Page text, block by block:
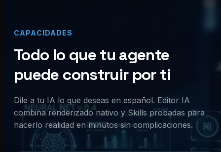
CAPACIDADES
Todo lo que tu agente
puede construir por ti
Dile a tu IA lo que deseas en español. Editor IA
combina renderizado nativo y Skills probadas para
hacerlo realidad en minutos sin complicaciones.